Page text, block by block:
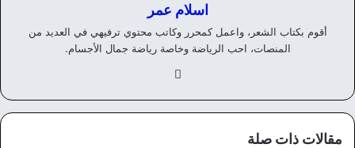
اسلام عمر
أقوم بكتاب الشعر، واعمل كمحرر وكاتب محتوي ترفيهي في العديد من
المنصات، احب الرياضة وخاصة رياضة جمال الأجسام.
وك
مقالات ذات صلة